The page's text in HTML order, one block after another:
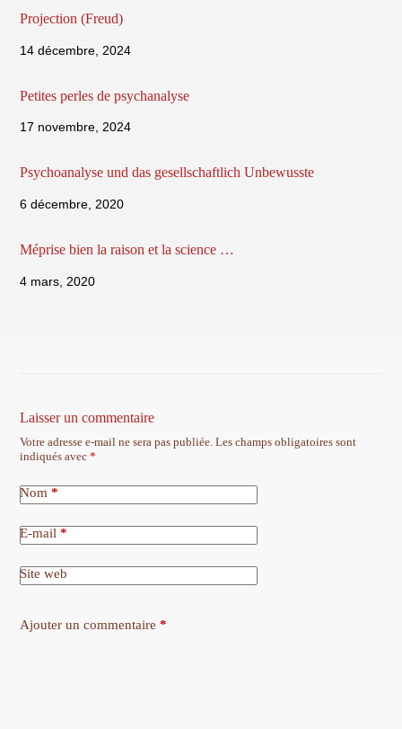
Projection (Freud)
14 décembre, 2024
Petites perles de psychanalyse
17 novembre, 2024
Psychoanalyse und das gesellschaftlich Unbewusste
6 décembre, 2020
Méprise bien la raison et la science …
4 mars, 2020
Laisser un commentaire
Votre adresse e-mail ne sera pas publiée. Les champs obligatoires sont
indiqués avec*
Nom *
E-mail *
Site web
Ajouter un commentaire *